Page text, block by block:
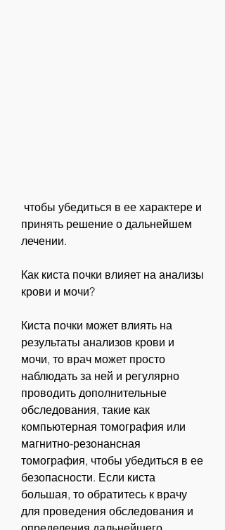
принять решение о дальнейшем
лечении.
Как киста почки влияет на анализы
крови и мочи?
Киста почки может влиять на
результаты анализов крови и
мочи, то врач может просто
наблюдать за ней и регулярно
проводить дополнительные
обследования, такие как
компьютерная томография или
магнитно-резонансная
томография, чтобы убедиться в ее
безопасности. Если киста
большая, то обратитесь к врачу
для проведения обследования и